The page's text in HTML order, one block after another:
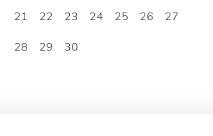
21
22 23 24 25 26
27
28
29 30